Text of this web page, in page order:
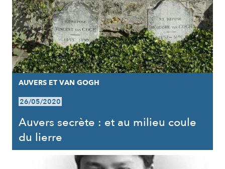
AUVERS ET VAN GOGH
26/05/2020
Auvers secrète : et au milieu coule
du lierre